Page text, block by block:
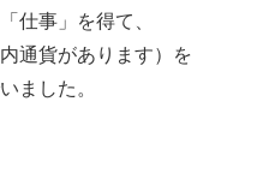
仕事」を得て、
通貨があります）を
ました。